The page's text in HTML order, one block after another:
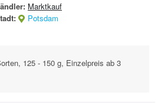
Marktkauf
Potsdam
125 - 150 g, Einzelpreis ab 3